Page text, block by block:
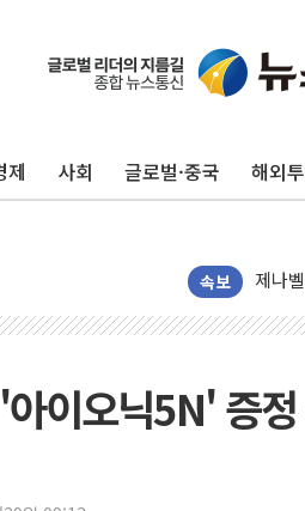
제 사회 글로벌·중국 해외
속보
[뉴스
카드
트럼
[채권/
트럼
현대
이오닉5N' 증